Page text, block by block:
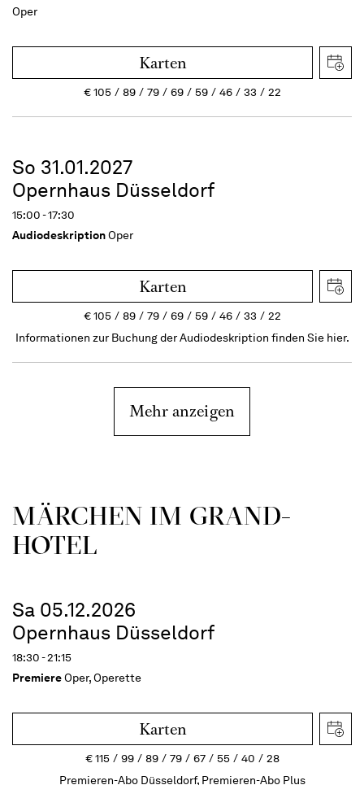
Oper
Karten
€105 89 79 69 59 46 33 22
So 31.01.2027
Opernhaus Düsseldorf
15:00 - 17:30
AudiodeskriptionOper
Karten
€105 89 79 69 59 46 33
22
Informationen zur Buchung der Audiodeskription finden Sie hier.
Mehr anzeigen
MÄRCHEN IM GRAND-
HOTEL
Sa 05.12.2026
Opernhaus Düsseldorf
18:30 - 21:15
PremiereOper, Operette
Karten
€115 99 89 79 67 55 40
28
Premieren-Abo Düsseldorf, Premieren-Abo Plus